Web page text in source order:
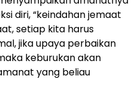
diri, “keindahan jemaat
setiap kita harus
jika upaya perbaikan
keburukan akan
yang beliau